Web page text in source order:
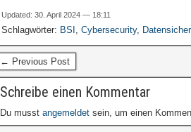
Updated: 30. April 2024 — 18:11
Schlagwörter: BSI , Cybersecurity,
← Previous Post
Schreibe einen Kommentar
Du musst angemeldet sein, um einen